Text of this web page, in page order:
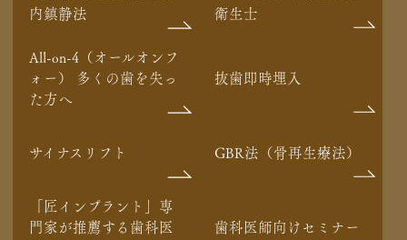
内鎮静法
衛生士
All-on-4（オールオンフ
ォー） 多くの歯を失っ
た方へ
抜歯即時埋入
サイナスリフト GBR法（骨再生療法）
「匠インプラント」専
門家が推薦する歯科医
歯科医師向けセミナー